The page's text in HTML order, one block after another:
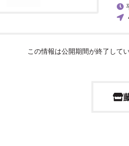
この情報は公開期間が終了してい